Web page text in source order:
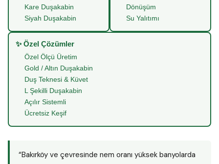
Kare Duşakabin
Siyah Duşakabin
Dönüşüm
Su Yalıtımı
✨ Özel Çözümler
Özel Ölçü Üretim
Gold / Altın Duşakabin
Duş Teknesi & Küvet
L Şekilli Duşakabin
Açılır Sistemli
Ücretsiz Keşif
“Bakırköy ve çevresinde nem oranı yüksek banyolarda